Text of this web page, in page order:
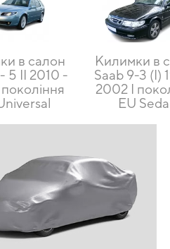
в салон
5 II 2010 -
Килимки в
Saab 9-3 (I)
2002 I
EU